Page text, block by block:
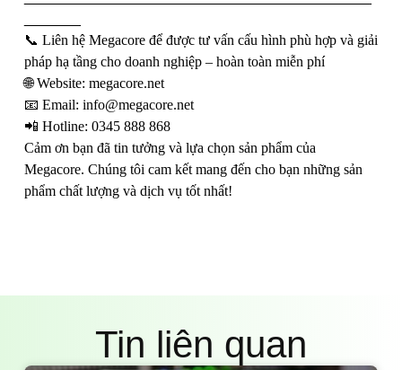
📞 Liên hệ Megacore để được tư vấn cấu hình phù hợp và giải
pháp hạ tầng cho doanh nghiệp – hoàn toàn miễn phí
🌐 Website: megacore.net
📧 Email: info@megacore.net
📲 Hotline: 0345 888 868
Cảm ơn bạn đã tin tưởng và lựa chọn sản phẩm của
Megacore. Chúng tôi cam kết mang đến cho bạn những sản
phẩm chất lượng và dịch vụ tốt nhất!
Tin liên quan